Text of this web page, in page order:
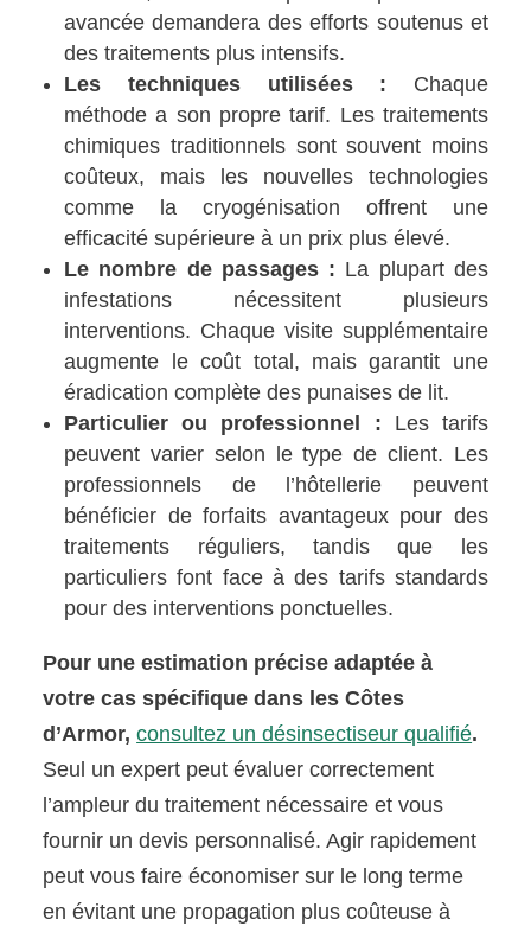
avancée demandera des efforts soutenus et
des traitements plus intensifs.
Les techniques utilisées : Chaque
méthode a son propre tarif. Les traitements
chimiques traditionnels sont souvent moins
coûteux, mais les nouvelles technologies
comme la cryogénisation offrent une
efficacité supérieure à un prix plus élevé.
Le nombre de passages : La plupart des
infestations nécessitent plusieurs
interventions. Chaque visite supplémentaire
augmente le coût total, mais garantit une
éradication complète des punaises de lit.
Particulier ou professionnel : Les tarifs
peuvent varier selon le type de client. Les
professionnels de l’hôtellerie peuvent
bénéficier de forfaits avantageux pour des
traitements réguliers, tandis que les
particuliers font face à des tarifs standards
pour des interventions ponctuelles.
Pour une estimation précise adaptée à
votre cas spécifique dans les Côtes
d’Armor,consultez un désinsectiseur qualifié.
Seul un expert peut évaluer correctement
l’ampleur du traitement nécessaire et vous
fournir un devis personnalisé. Agir rapidement
peut vous faire économiser sur le long terme
en évitant une propagation plus coûteuse à